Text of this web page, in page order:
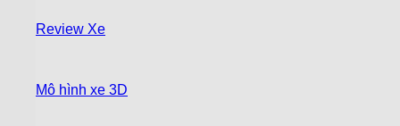
Review Xe
Mô hình xe 3D